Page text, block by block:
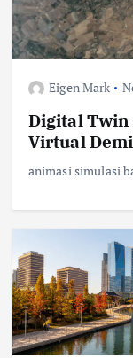
Eigen Mark
Digital Twin
Virtual
animasi simulasi